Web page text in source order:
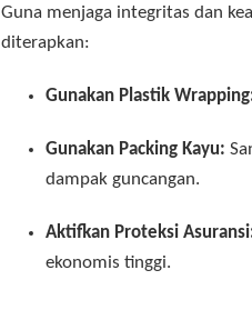
Guna menjaga integritas dan
diterapkan:
Gunakan Plastik
Gunakan Packing Kayu:
dampak guncangan.
Aktifkan Proteksi
ekonomis tinggi.